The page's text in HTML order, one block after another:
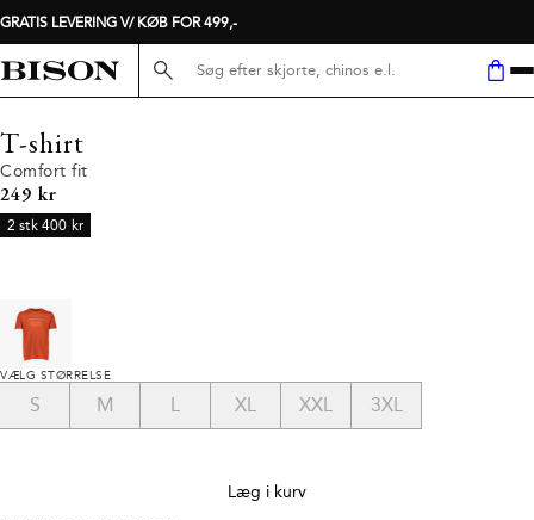
GRATIS LEVERING V/ KØB FOR 499,-
Søg her...
T-shirt
Comfort fit
I alt (inkl. rabat)
249 kr
2 stk 400 kr
VÆLG STØRRELSE
S M L XL XXL 3XL
Læg i kurv